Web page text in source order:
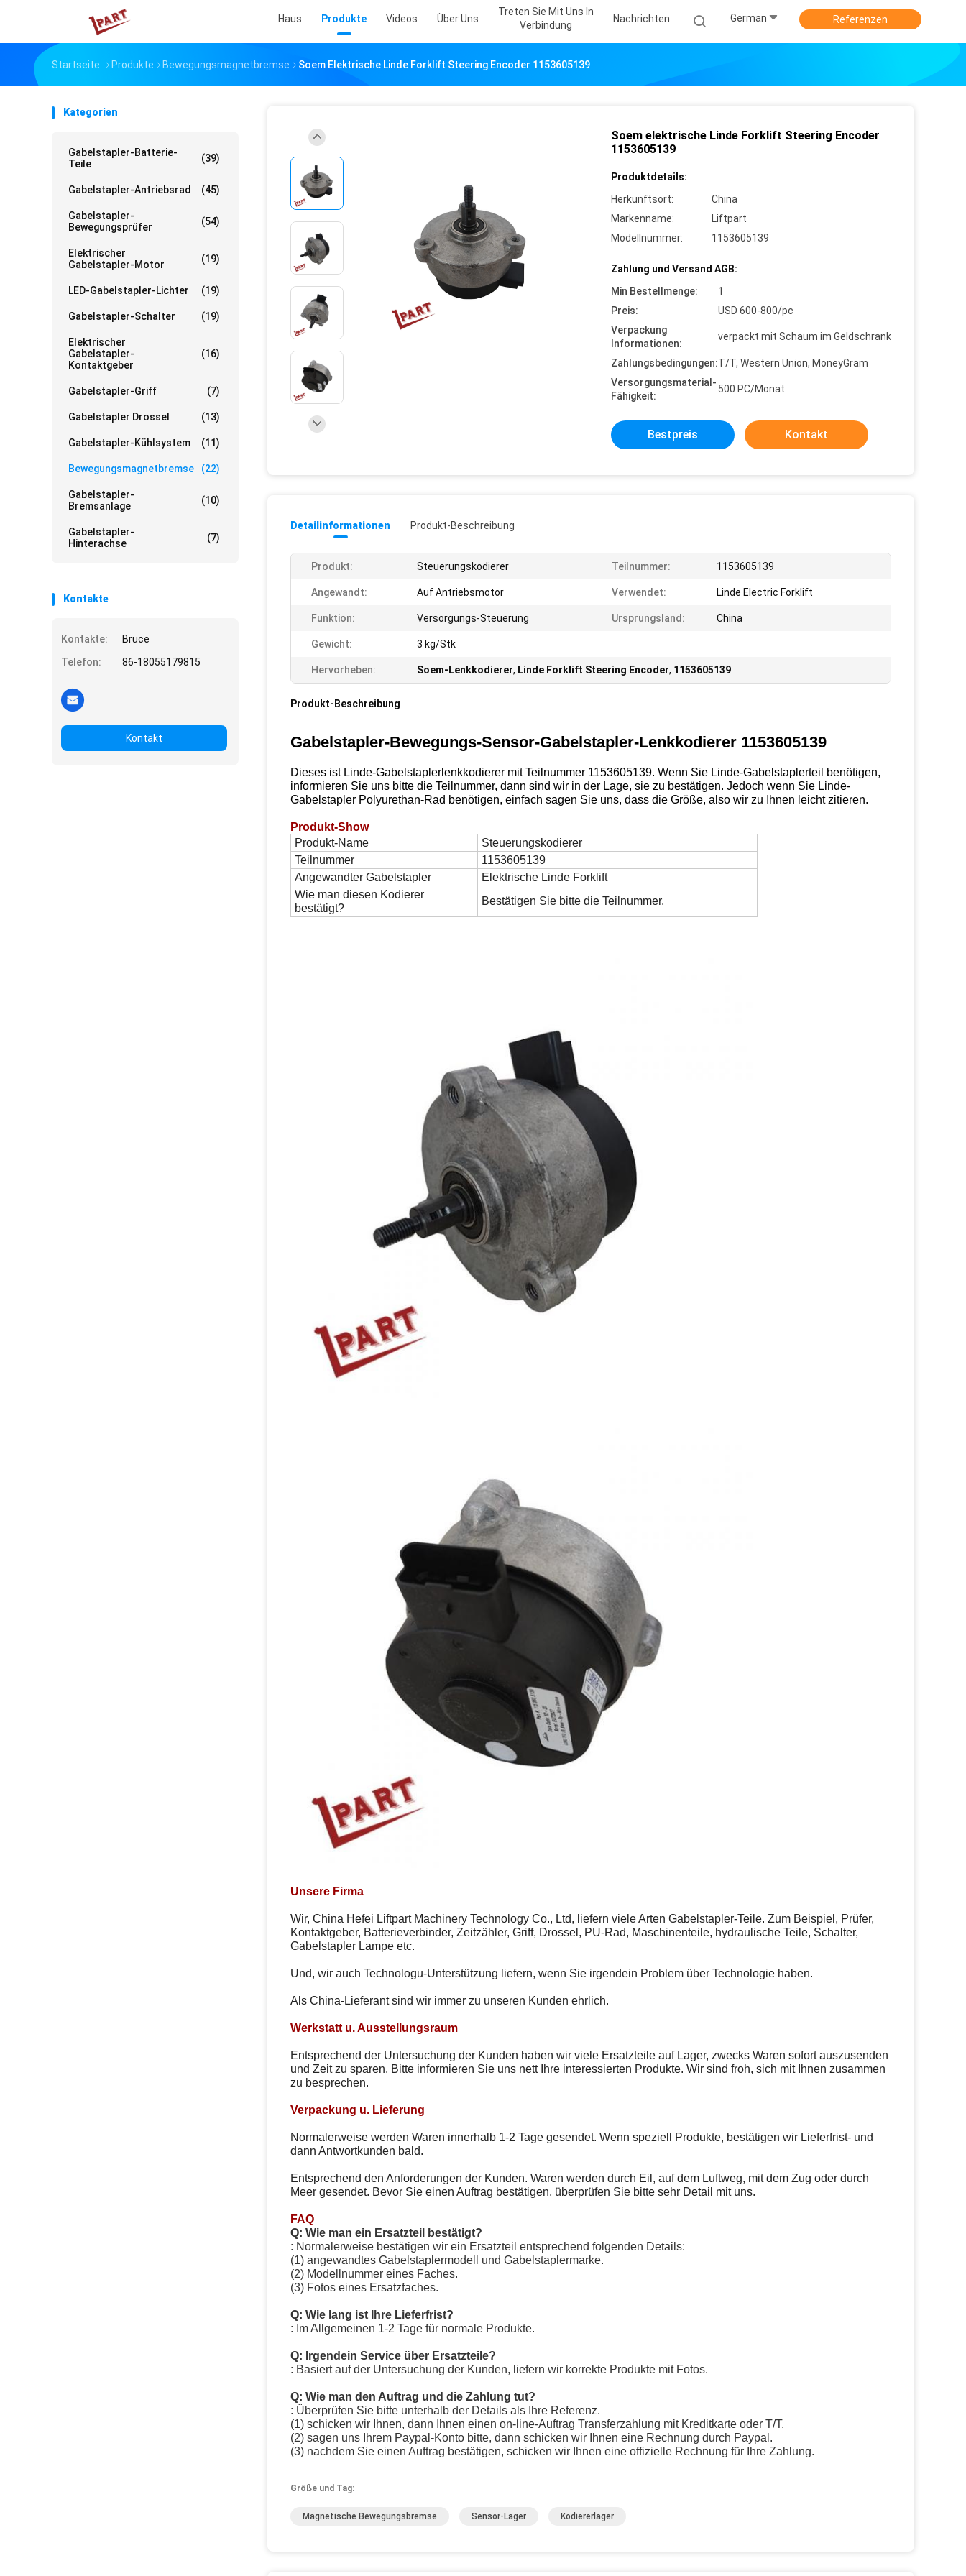
Haus Produkte Videos Über Uns
Treten Sie Mit Uns In
Verbindung
Nachrichten German Referenzen
Startseite Produkte Bewegungsmagnetbremse Soem Elektrische Linde Forklift Steering Encoder 1153605139
Kategorien
Gabelstapler-Batterie-
Teile
(39)
Gabelstapler-Antriebsrad (45)
Gabelstapler-
Bewegungsprüfer
(54)
Elektrischer
Gabelstapler-Motor
(19)
LED-Gabelstapler-Lichter (19)
Gabelstapler-Schalter (19)
Elektrischer
Gabelstapler-
Kontaktgeber
(16)
Gabelstapler-Griff (7)
Gabelstapler Drossel (13)
Gabelstapler-Kühlsystem (11)
Bewegungsmagnetbremse (22)
Gabelstapler-
Bremsanlage
(10)
Gabelstapler-
Hinterachse
(7)
Kontakte
Kontakte:
Bruce
Telefon:
86-18055179815
Kontakt
Soem elektrische Linde Forklift Steering Encoder
1153605139
Produktdetails:
Herkunftsort:
China
Markenname:
Liftpart
Modellnummer:
1153605139
Zahlung und Versand AGB:
Min Bestellmenge:
1
Preis:
USD 600-800/pc
Verpackung
Informationen:
verpackt mit Schaum im Geldschrank
Zahlungsbedingungen:T/T, Western Union, MoneyGram
Versorgungsmaterial-
Fähigkeit:
500 PC/Monat
Bestpreis Kontakt
Detailinformationen Produkt-Beschreibung
Produkt: Steuerungskodierer Teilnummer: 1153605139
Angewandt: Auf Antriebsmotor Verwendet: Linde Electric Forklift
Funktion: Versorgungs-Steuerung Ursprungsland: China
Gewicht: 3 kg/Stk
Hervorheben: Soem-Lenkkodierer, Linde Forklift Steering Encoder, 1153605139
Produkt-Beschreibung
Gabelstapler-Bewegungs-Sensor-Gabelstapler-Lenkkodierer 1153605139
Dieses ist Linde-Gabelstaplerlenkkodierer mit Teilnummer 1153605139. Wenn Sie Linde-Gabelstaplerteil benötigen,
informieren Sie uns bitte die Teilnummer, dann sind wir in der Lage, sie zu bestätigen. Jedoch wenn Sie Linde-
Gabelstapler Polyurethan-Rad benötigen, einfach sagen Sie uns, dass die Größe, also wir zu Ihnen leicht zitieren.
Produkt-Show
Produkt-Name
Steuerungskodierer
Teilnummer
1153605139
Angewandter Gabelstapler
Elektrische Linde Forklift
Wie man diesen Kodierer
bestätigt?
Bestätigen Sie bitte die Teilnummer.
Unsere Firma
Wir, China Hefei Liftpart Machinery Technology Co., Ltd, liefern viele Arten Gabelstapler-Teile. Zum Beispiel, Prüfer,
Kontaktgeber, Batterieverbinder, Zeitzähler, Griff, Drossel, PU-Rad, Maschinenteile, hydraulische Teile, Schalter,
Gabelstapler Lampe etc.
Und, wir auch Technologu-Unterstützung liefern, wenn Sie irgendein Problem über Technologie haben.
Als China-Lieferant sind wir immer zu unseren Kunden ehrlich.
Werkstatt u. Ausstellungsraum
Entsprechend der Untersuchung der Kunden haben wir viele Ersatzteile auf Lager, zwecks Waren sofort auszusenden
und Zeit zu sparen. Bitte informieren Sie uns nett Ihre interessierten Produkte. Wir sind froh, sich mit Ihnen zusammen
zu besprechen.
Verpackung u. Lieferung
Normalerweise werden Waren innerhalb 1-2 Tage gesendet. Wenn speziell Produkte, bestätigen wir Lieferfrist- und
dann Antwortkunden bald.
Entsprechend den Anforderungen der Kunden. Waren werden durch Eil, auf dem Luftweg, mit dem Zug oder durch
Meer gesendet. Bevor Sie einen Auftrag bestätigen, überprüfen Sie bitte sehr Detail mit uns.
FAQ
Q: Wie man ein Ersatzteil bestätigt?
: Normalerweise bestätigen wir ein Ersatzteil entsprechend folgenden Details:
(1) angewandtes Gabelstaplermodell und Gabelstaplermarke.
(2) Modellnummer eines Faches.
(3) Fotos eines Ersatzfaches.
Q: Wie lang ist Ihre Lieferfrist?
: Im Allgemeinen 1-2 Tage für normale Produkte.
Q: Irgendein Service über Ersatzteile?
: Basiert auf der Untersuchung der Kunden, liefern wir korrekte Produkte mit Fotos.
Q: Wie man den Auftrag und die Zahlung tut?
: Überprüfen Sie bitte unterhalb der Details als Ihre Referenz.
(1) schicken wir Ihnen, dann Ihnen einen on-line-Auftrag Transferzahlung mit Kreditkarte oder T/T.
(2) sagen uns Ihrem Paypal-Konto bitte, dann schicken wir Ihnen eine Rechnung durch Paypal.
(3) nachdem Sie einen Auftrag bestätigen, schicken wir Ihnen eine offizielle Rechnung für Ihre Zahlung.
Größe und Tag:
Magnetische Bewegungsbremse Sensor-Lager Kodiererlager